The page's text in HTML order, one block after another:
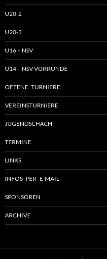
U20-2
U20-3
U16 – NSV
U14 – NSV VORRUNDE
OFFENE TURNIERE
VEREINSTURNIERE
JUGENDSCHACH
TERMINE
LINKS
INFOS PER E-MAIL
SPONSOREN
ARCHIVE